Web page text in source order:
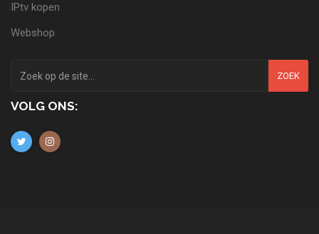
IPtv kopen
Webshop
ZOEK
VOLG ONS: